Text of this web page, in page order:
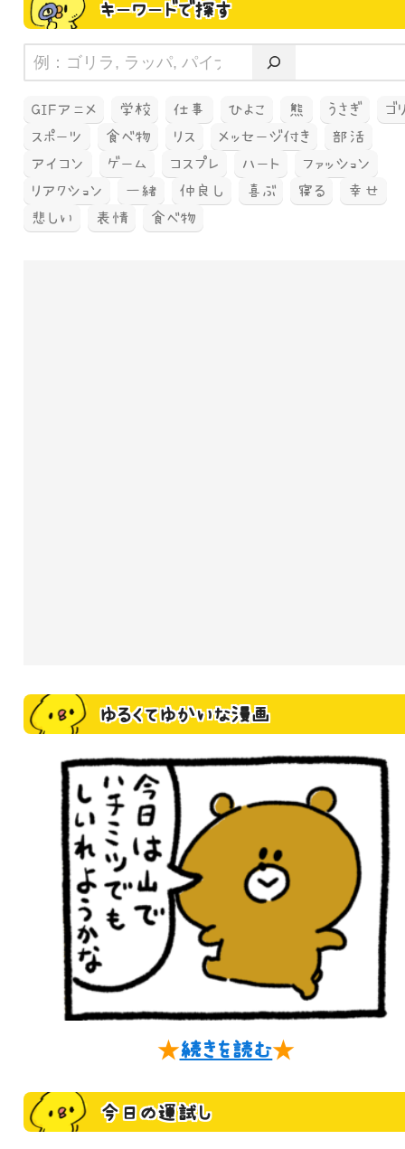
キーワードで探す
GIFアニメ 学校 仕事 ひよこ 熊 うさぎ
ゴ
スポーツ
食べ物 リス メッセージ付き
部活
アイコン
ゲーム コスプレ ハート
ファッション
リアクション
一緒 仲良し 喜ぶ 寝る
幸せ
悲しい
表情 食べ物
ゆるくてゆかいな漫画
★続きを読む★
今日の運試し